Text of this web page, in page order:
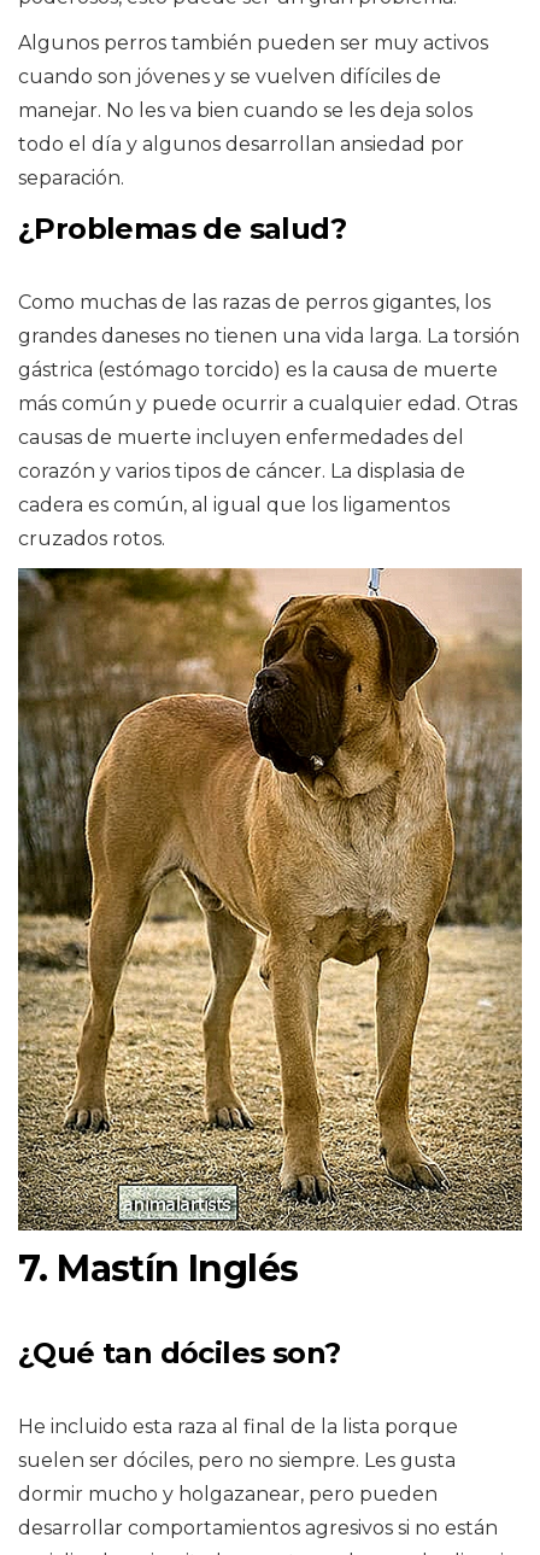
Algunos perros también pueden ser muy activos
cuando son jóvenes y se vuelven difíciles de
manejar. No les va bien cuando se les deja solos
todo el día y algunos desarrollan ansiedad por
separación.
¿Problemas de salud?
Como muchas de las razas de perros gigantes, los
grandes daneses no tienen una vida larga. La torsión
gástrica (estómago torcido) es la causa de muerte
más común y puede ocurrir a cualquier edad. Otras
causas de muerte incluyen enfermedades del
corazón y varios tipos de cáncer. La displasia de
cadera es común, al igual que los ligamentos
cruzados rotos.
7. Mastín Inglés
¿Qué tan dóciles son?
He incluido esta raza al final de la lista porque
suelen ser dóciles, pero no siempre. Les gusta
dormir mucho y holgazanear, pero pueden
desarrollar comportamientos agresivos si no están